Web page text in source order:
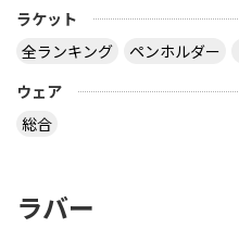
ラケット
全ランキング
ペンホルダー
ウェア
総合
ラバー